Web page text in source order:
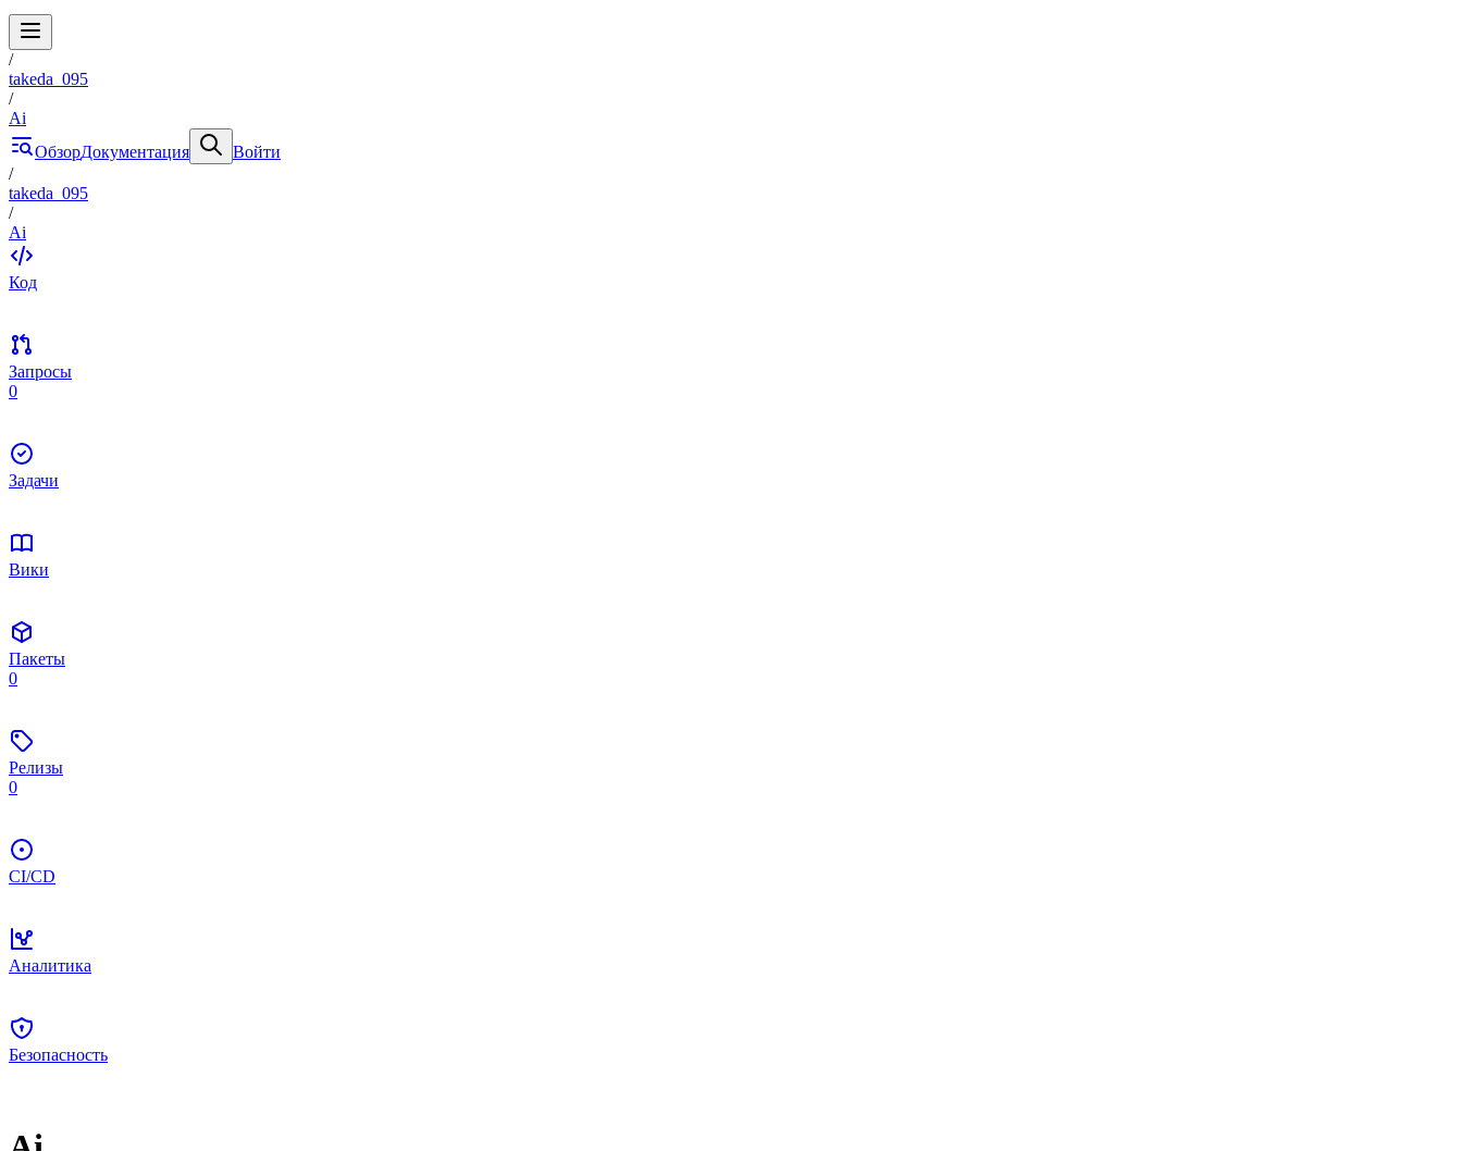
/
takeda_095
/
Ai
ОбзорДокументация
Войти
/
takeda_095
/
Ai
Код
Запросы
0
Задачи
Вики
Пакеты
0
Релизы
0
CI/CD
Аналитика
Безопасность